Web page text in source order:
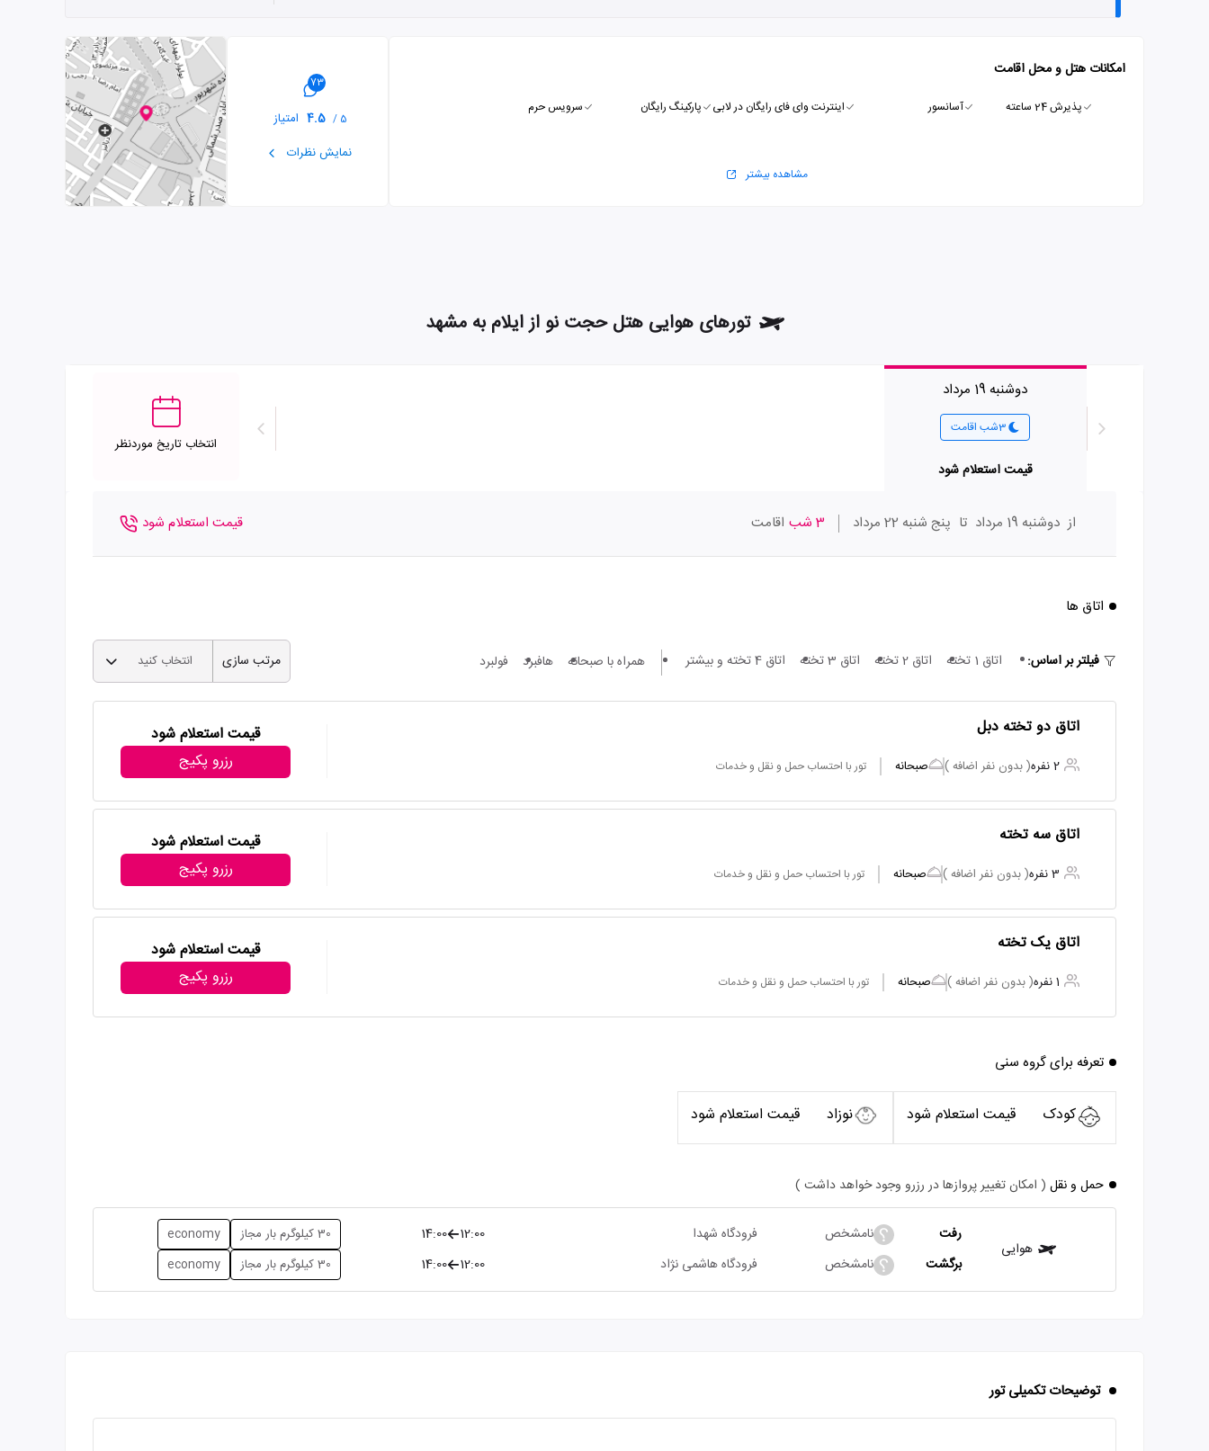
امکانات هتل و محل اقامت
پذیرش 24 ساعته آسانسور اینترنت وای فای رایگان در لابی پارکینگ رایگان سرویس حرم
مشاهده بیشتر
73
5 /
4.5 امتیاز
نمایش نظرات
تورهای هوایی هتل حجت نو از ایلام به مشهد
دوشنبه 19 مرداد
3شب اقامت
قیمت استعلام شود
انتخاب تاریخ موردنظر
از دوشنبه 19 مرداد تا پنج شنبه 22 مرداد 3 شب اقامت قیمت استعلام شود
اتاق ها
فیلتر بر اساس: اتاق 1 تخته اتاق 2 تخته اتاق 3 تخته اتاق 4 تخته و بیشتر همراه با صبحانه هافبرد فولبرد مرتب سازی انتخاب کنید
اتاق دو تخته دبل
2 نفره ( بدون نفر اضافه ) صبحانه تور با احتساب حمل و نقل و خدمات
قیمت استعلام شود
رزرو پکیج
اتاق سه تخته
3 نفره ( بدون نفر اضافه ) صبحانه تور با احتساب حمل و نقل و خدمات
قیمت استعلام شود
رزرو پکیج
اتاق یک تخته
1 نفره ( بدون نفر اضافه ) صبحانه تور با احتساب حمل و نقل و خدمات
قیمت استعلام شود
رزرو پکیج
تعرفه برای گروه سنی
کودک قیمت استعلام شود نوزاد قیمت استعلام شود
حمل و نقل ( امکان تغییر پروازها در رزرو وجود خواهد داشت )
هوایی
رفت نامشخص فرودگاه شهدا 12:00
14:00 30 کیلوگرم بار مجاز economy
برگشت نامشخص فرودگاه هاشمی نژاد 12:00
14:00 30 کیلوگرم بار مجاز economy
توضیحات تکمیلی تور